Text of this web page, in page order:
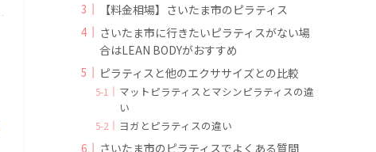
【料金相場】さいたま市のピラティス
さいたま市に行きたいピラティスがない場
合はLEAN BODYがおすすめ
ピラティスと他のエクササイズとの比較
マットピラティスとマシンピラティスの違
い
ヨガとピラティスの違い
さいたま市のピラティスでよくある質問